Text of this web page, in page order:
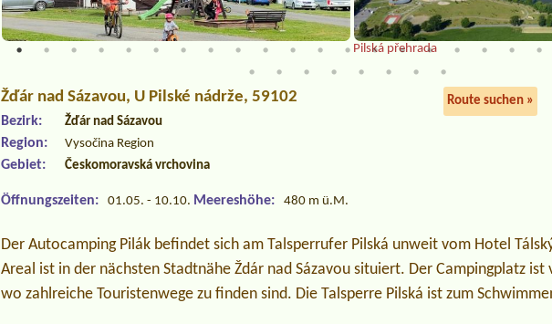
Pilská přehrada
Žďár nad Sázavou, U Pilské nádrže, 59102 Route suchen »
Bezirk: Žďár nad Sázavou
Region: Vysočina Region
Gebiet: Českomoravská vrchovina
Öffnungszeiten: 01.05. - 10.10. Meereshöhe: 480 m ü.M.
Der Autocamping Pilák befindet sich am Talsperrufer Pilská unweit vom Hotel
Areal ist in der nächsten Stadtnähe Ždár nad Sázavou situiert. Der Campingplatz ist
wo zahlreiche Touristenwege zu finden sind. Die Talsperre Pilská ist zum